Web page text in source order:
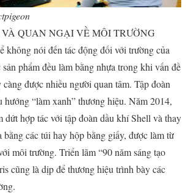
QUAN NGẠI VỀ MÔI TRƯỜNG
không nói đến tác động đối với trường của
phẩm đều làm bằng nhựa trong khi vấn đề
được nhiều người quan tâm. Tập đoàn
hướng “làm xanh” thương hiệu. Năm 2014,
dứt hợp tác với tập đoàn dầu khí Shell và thay
bằng các túi hay hộp bằng giấy, được làm từ
môi trường. Triển lãm “90 năm sáng tạo
cũng là dịp để thương hiệu trình bày các